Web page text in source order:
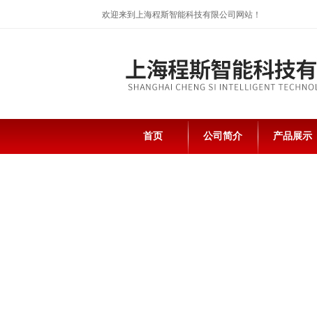
欢迎来到上海程斯智能科技有限公司网站！
首页 公司简介 产品展示